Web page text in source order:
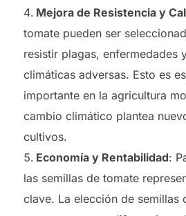
Mejora de Resistencia y
tomate pueden ser
resistir plagas, enfermedades
climáticas adversas. Esto es
importante en la agricultura
cambio climático plantea
cultivos.
Economía y Rentabilidad:
las semillas de tomate
clave. La elección de semillas